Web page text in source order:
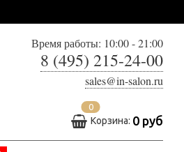
Время работы: 10:00 - 21:00
8 (495) 215-24-00
sales@in-salon.ru
0
Корзина: 0 руб